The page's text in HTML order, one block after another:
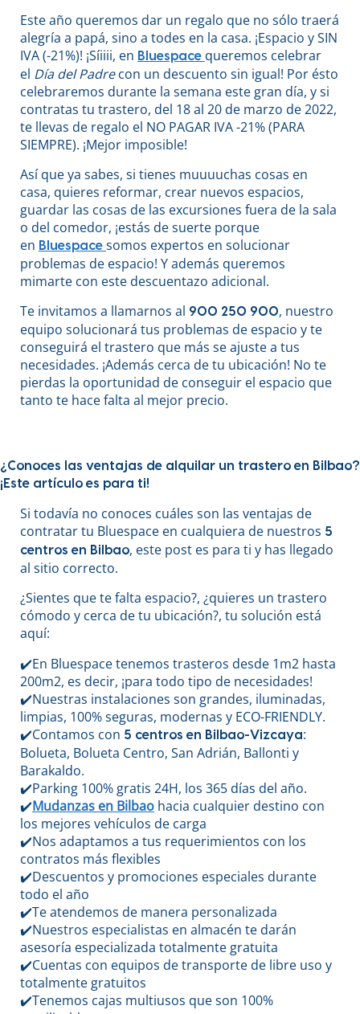
Este año queremos dar un regalo que no sólo traerá
alegría a papá, sino a todes en la casa. ¡Espacio y SIN
IVA (-21%)! ¡Síiiii, en Bluespace queremos celebrar
el Día del Padrecon un descuento sin igual! Por ésto
celebraremos durante la semana este gran día, y si
contratas tu trastero, del 18 al 20 de marzo de 2022,
te llevas de regalo el NO PAGAR IVA -21% (PARA
SIEMPRE). ¡Mejor imposible!
Así que ya sabes, si tienes muuuuchas cosas en
casa, quieres reformar, crear nuevos espacios,
guardar las cosas de las excursiones fuera de la sala
o del comedor, ¡estás de suerte porque
en Bluespace somos expertos en solucionar
problemas de espacio! Y además queremos
mimarte con este descuentazo adicional.
Te invitamos a llamarnos al 900 250 900, nuestro
equipo solucionará tus problemas de espacio y te
conseguirá el trastero que más se ajuste a tus
necesidades. ¡Además cerca de tu ubicación! No te
pierdas la oportunidad de conseguir el espacio que
tanto te hace falta al mejor precio.
¿Conoces las ventajas de alquilar un trastero en Bilbao?
¡Este artículo es para ti!
Si todavía no conoces cuáles son las ventajas de
contratar tu Bluespace en cualquiera de nuestros 5
centros en Bilbao, este post es para ti y has llegado
al sitio correcto.
¿Sientes que te falta espacio?, ¿quieres un trastero
cómodo y cerca de tu ubicación?, tu solución está
aquí:
✔️En Bluespace tenemos trasteros desde 1m2 hasta
200m2, es decir, ¡para todo tipo de necesidades!
✔️Nuestras instalaciones son grandes, iluminadas,
limpias, 100% seguras, modernas y ECO-FRIENDLY.
✔️Contamos con 5 centros en Bilbao-Vizcaya:
Bolueta, Bolueta Centro, San Adrián, Ballonti y
Barakaldo.
✔️Parking 100% gratis 24H, los 365 días del año.
✔️Mudanzas en Bilbao hacia cualquier destino con
los mejores vehículos de carga
✔️Nos adaptamos a tus requerimientos con los
contratos más flexibles
✔️Descuentos y promociones especiales durante
todo el año
✔️Te atendemos de manera personalizada
✔️Nuestros especialistas en almacén te darán
asesoría especializada totalmente gratuita
✔️Cuentas con equipos de transporte de libre uso y
totalmente gratuitos
✔️Tenemos cajas multiusos que son 100%